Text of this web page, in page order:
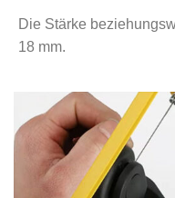
Die Stärke
18 mm.